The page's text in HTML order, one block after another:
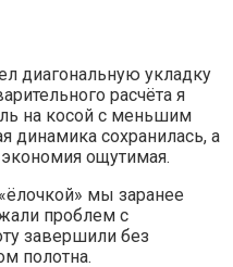
диагональную укладку
расчёта я
на косой с меньшим
динамика сохранилась, а
экономия ощутимая.
мы заранее
проблем с
завершили без
полотна.